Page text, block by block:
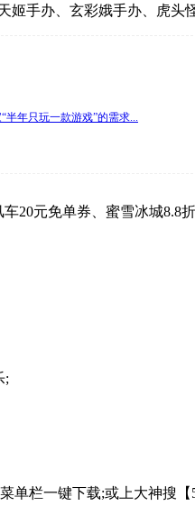
手办、玄彩娥手办、虎
年只玩一款游戏”的需求...
20元免单券、蜜雪冰城
;
单栏一键下载;或上大神搜